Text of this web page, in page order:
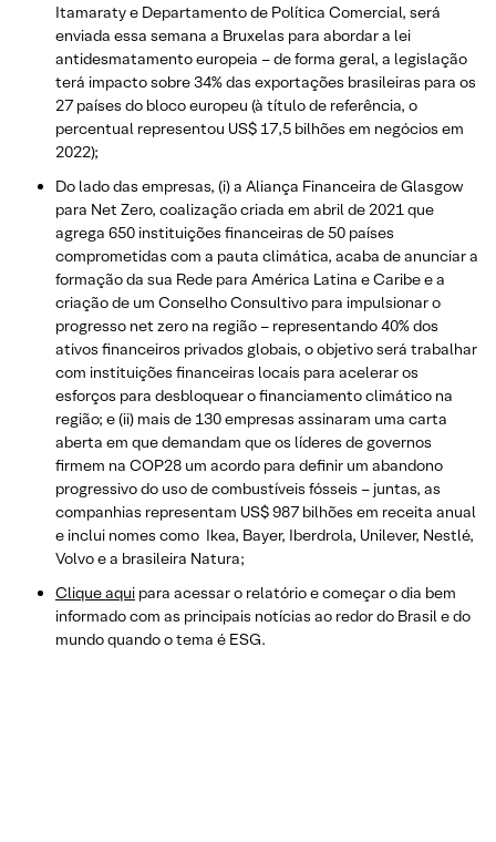
Itamaraty e Departamento de Política Comercial, será
enviada essa semana a Bruxelas para abordar a lei
antidesmatamento europeia – de forma geral, a legislação
terá impacto sobre 34% das exportações brasileiras para os
27 países do bloco europeu (à título de referência, o
percentual representou US$ 17,5 bilhões em negócios em
2022);
Do lado das empresas, (i) a Aliança Financeira de Glasgow
para Net Zero, coalização criada em abril de 2021 que
agrega 650 instituições financeiras de 50 países
comprometidas com a pauta climática, acaba de anunciar a
formação da sua Rede para América Latina e Caribe e a
criação de um Conselho Consultivo para impulsionar o
progresso net zero na região – representando 40% dos
ativos financeiros privados globais, o objetivo será trabalhar
com instituições financeiras locais para acelerar os
esforços para desbloquear o financiamento climático na
região; e (ii) mais de 130 empresas assinaram uma carta
aberta em que demandam que os líderes de governos
firmem na COP28 um acordo para definir um abandono
progressivo do uso de combustíveis fósseis – juntas, as
companhias representam US$ 987 bilhões em receita anual
e inclui nomes como Ikea, Bayer, Iberdrola, Unilever, Nestlé,
Volvo e a brasileira Natura;
Clique aqui para acessar o relatório e começar o dia bem
informado com as principais notícias ao redor do Brasil e do
mundo quando o tema é ESG.